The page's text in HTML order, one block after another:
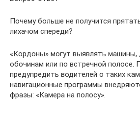
Почему больше не получится
лихачом спереди?
«Кордоны» могут выявлять
обочинам или по встречной полосе.
предупредить водителей о таких
навигационные программы
фразы: «Камера на полосу».